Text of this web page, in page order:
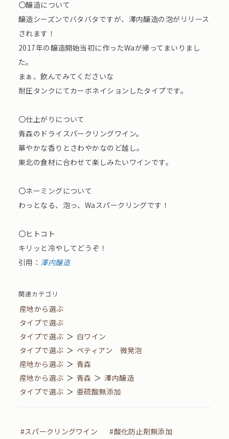
〇醸造について
醸造シーズンでバタバタですが、澤内醸造の泡がリリース
されます！
2017年の醸造開始当初に作ったWaが帰ってまいりまし
た。
まぁ、飲んでみてくださいな
耐圧タンクにてカーボネイションしたタイプです。
〇仕上がりについて
青森のドライスパークリングワイン。
華やかな香りとさわやかなのど越し。
東北の食材に合わせて楽しみたいワインです。
〇ネーミングについて
わっとなる、泡っ、Waスパークリングです！
〇ヒトコト
キリッと冷やしてどうぞ！
引用： 澤内醸造
関連カテゴリ
産地から選ぶ
タイプで選ぶ
タイプで選ぶ ＞ 白ワイン
タイプで選ぶ ＞ ペティアン 微発泡
産地から選ぶ ＞ 青森
産地から選ぶ ＞ 青森 ＞ 澤内醸造
タイプで選ぶ ＞ 亜硫酸無添加
#スパークリングワイン #酸化防止剤無添加